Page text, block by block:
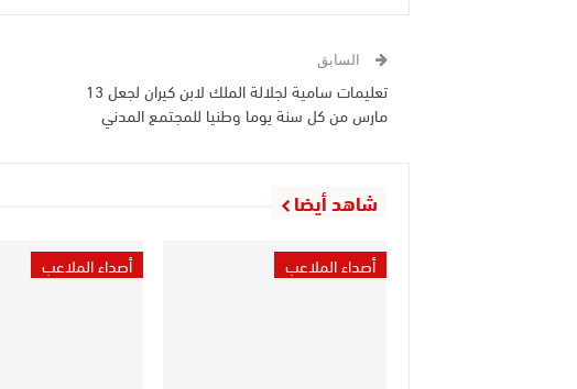
السابق
تعليمات سامية لجلالة الملك لابن كيران لجعل 13
مارس من كل سنة يوما وطنيا للمجتمع المدني
شاهد أيضا
أصداء الملاعب أصداء الملاعب